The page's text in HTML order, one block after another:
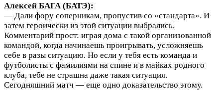
Алексей БАГА (БАТЭ):
— Дали фору соперникам, пропустив со «стандарта». И
затем героически из этой ситуации выбрались.
Комментарий прост: играя дома с такой организованной
командой, когда начинаешь проигрывать, усложняешь
себе в разы ситуацию. Но если у тебя есть команда и
футболисты с фамилиями на спине и в майках родного
клуба, тебе не страшна даже такая ситуация.
Сегодняшний матч — еще одно доказательство этому.